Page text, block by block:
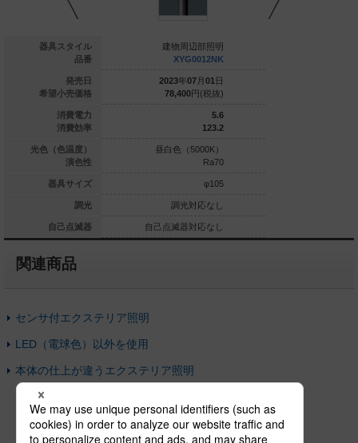
器具スタイル
品番
発売日
希望小売価格
消費電力
消費効率
光色（色温度）
演色性
器具サイズ
調光
自己点滅器
物周辺部照明
円(税抜)
3.7
70.2
色（3000K）
φ100
滅器対応なし
建物周辺部照明
XYG0012NK
2023年07 月 01 日
78,400円(税抜)
5.6
123.2
昼白色（5000K）
Ra70
φ105
調光対応なし
自己点滅器対応なし
関連商品
センサ付エクステリア照明
LED（電球色）以外を使用
本体の仕上が違うエクステリア照明